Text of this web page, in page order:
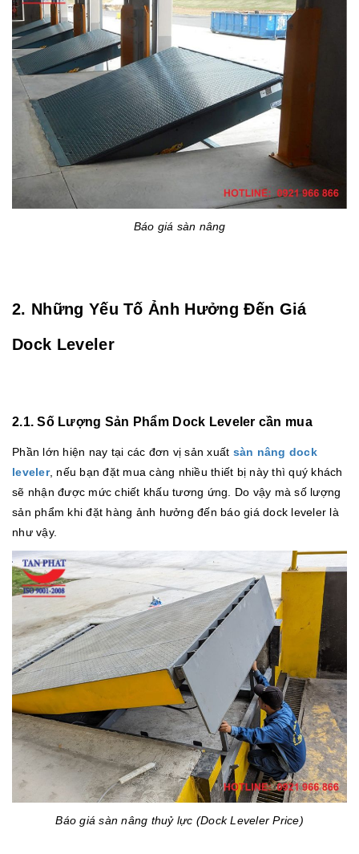
Báo giá sàn nâng
2. Những Yếu Tố Ảnh Hưởng Đến Giá
Dock Leveler
2.1. Số Lượng Sản Phẩm Dock Leveler cần mua
Phần lớn hiện nay tại các đơn vị sản xuất sàn nâng dock
leveler, nếu bạn đặt mua càng nhiều thiết bị này thì quý khách
sẽ nhận được mức chiết khấu tương ứng. Do vậy mà số lượng
sản phẩm khi đặt hàng ảnh hưởng đến báo giá dock leveler là
như vậy.
Báo giá sàn nâng thuỷ lực (Dock Leveler Price)